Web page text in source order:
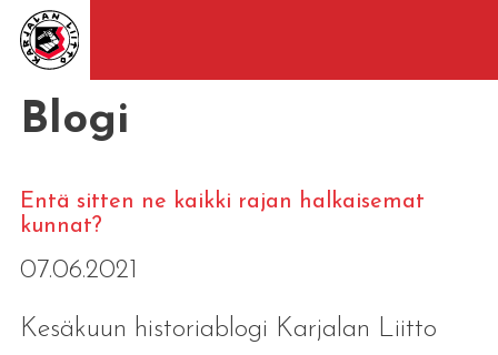
Blogi
Entä sitten ne kaikki rajan halkaisemat
kunnat?
07.06.2021
Kesäkuun historiablogi Karjalan Liitto